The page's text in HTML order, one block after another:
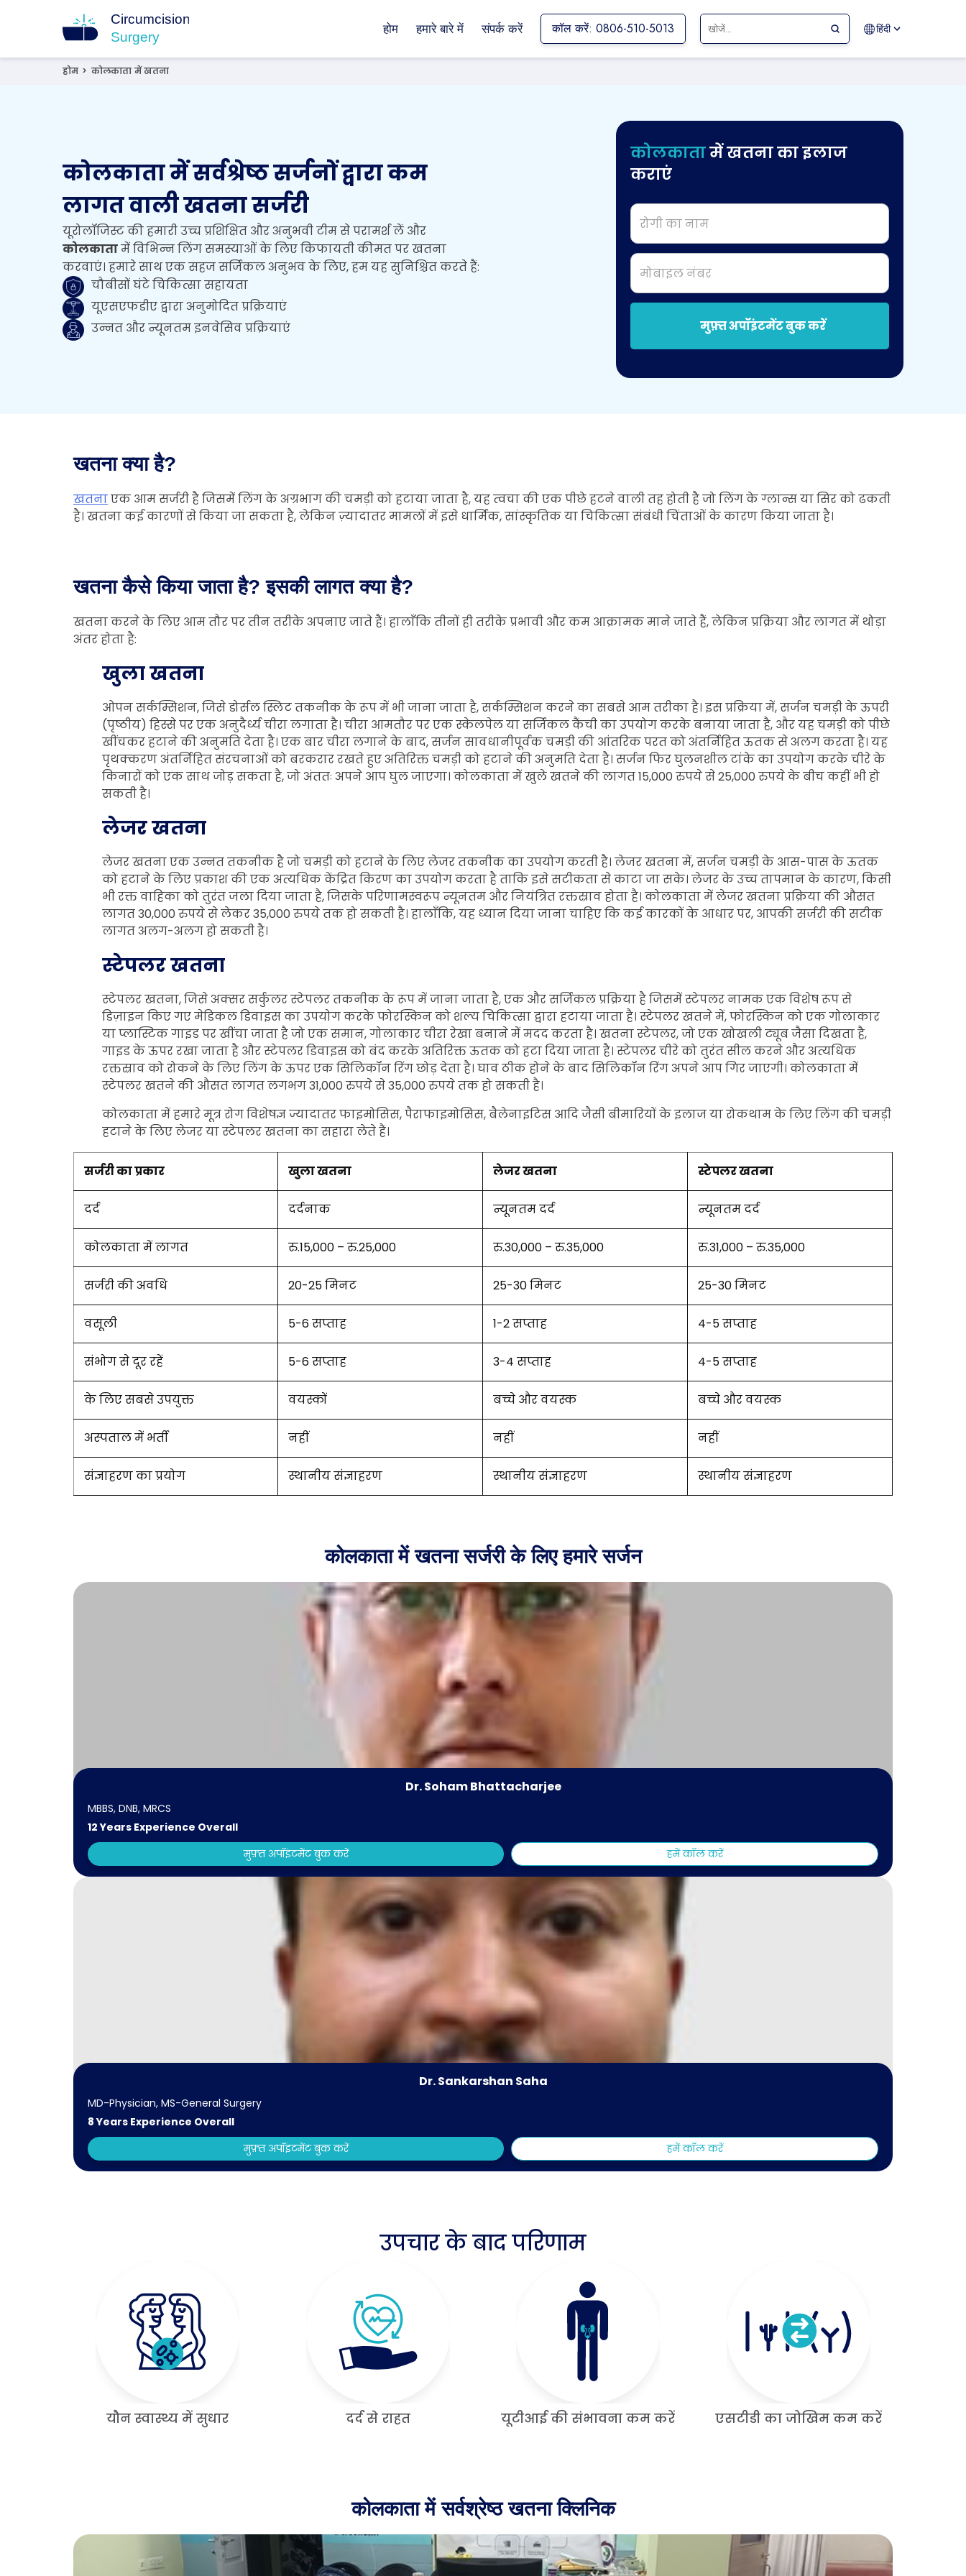
खतना सर्जरी
15+ वर्ष का अनुभवी सर्जन
होम हमारे बारे में संपर्क करें कॉल करें: 0806-510-5013 हिंदी
होम > कोलकाता में खतना
कोलकाता में सर्वश्रेष्ठ सर्जनों द्वारा कम
लागत वाली खतना सर्जरी
यूरोलॉजिस्ट की हमारी उच्च प्रशिक्षित और अनुभवी टीम से परामर्श लें और
कोलकातामें विभिन्न लिंग समस्याओं के लिए किफायती कीमत पर खतना
करवाएं। हमारे साथ एक सहज सर्जिकल अनुभव के लिए, हम यह सुनिश्चित करते हैं:
चौबीसों घंटे चिकित्सा सहायता
यूएसएफडीए द्वारा अनुमोदित प्रक्रियाएं
उन्नत और न्यूनतम इनवेसिव प्रक्रियाएं
कोलकातामें खतना का इलाज
कराएं
रोगी का नाम
मोबाइल नंबर
मुफ़्त अपॉइंटमेंट बुक करें
खतना क्या है?
खतनाएक आम सर्जरी है जिसमें लिंग के अग्रभाग की चमड़ी को हटाया जाता है, यह त्वचा की एक पीछे हटने वाली तह होती है जो लिंग के ग्लान्स या सिर को ढकती
है। खतना कई कारणों से किया जा सकता है, लेकिन ज़्यादातर मामलों में इसे धार्मिक, सांस्कृतिक या चिकित्सा संबंधी चिंताओं के कारण किया जाता है।
खतना कैसे किया जाता है? इसकी लागत क्या है?
खतना करने के लिए आम तौर पर तीन तरीके अपनाए जाते हैं। हालाँकि तीनों ही तरीके प्रभावी और कम आक्रामक माने जाते हैं, लेकिन प्रक्रिया और लागत में थोड़ा
अंतर होता है:
खुला खतना
ओपन सर्कम्सिशन, जिसे डोर्सल स्लिट तकनीक के रूप में भी जाना जाता है, सर्कम्सिशन करने का सबसे आम तरीका है। इस प्रक्रिया में, सर्जन चमड़ी के ऊपरी
(पृष्ठीय) हिस्से पर एक अनुदैर्ध्य चीरा लगाता है। चीरा आमतौर पर एक स्केलपेल या सर्जिकल कैंची का उपयोग करके बनाया जाता है, और यह चमड़ी को पीछे
खींचकर हटाने की अनुमति देता है। एक बार चीरा लगाने के बाद, सर्जन सावधानीपूर्वक चमड़ी की आंतरिक परत को अंतर्निहित ऊतक से अलग करता है। यह
पृथक्करण अंतर्निहित संरचनाओं को बरकरार रखते हुए अतिरिक्त चमड़ी को हटाने की अनुमति देता है। सर्जन फिर घुलनशील टांके का उपयोग करके चीरे के
किनारों को एक साथ जोड़ सकता है, जो अंततः अपने आप घुल जाएगा। कोलकाता में खुले खतने की लागत 15,000 रुपये से 25,000 रुपये के बीच कहीं भी हो
सकती है।
लेजर खतना
लेजर खतना एक उन्नत तकनीक है जो चमड़ी को हटाने के लिए लेजर तकनीक का उपयोग करती है। लेजर खतना में, सर्जन चमड़ी के आस-पास के ऊतक
को हटाने के लिए प्रकाश की एक अत्यधिक केंद्रित किरण का उपयोग करता है ताकि इसे सटीकता से काटा जा सके। लेजर के उच्च तापमान के कारण, किसी
भी रक्त वाहिका को तुरंत जला दिया जाता है, जिसके परिणामस्वरूप न्यूनतम और नियंत्रित रक्तस्राव होता है। कोलकाता में लेजर खतना प्रक्रिया की औसत
लागत 30,000 रुपये से लेकर 35,000 रुपये तक हो सकती है। हालाँकि, यह ध्यान दिया जाना चाहिए कि कई कारकों के आधार पर, आपकी सर्जरी की सटीक
लागत अलग-अलग हो सकती है।
स्टेपलर खतना
स्टेपलर खतना, जिसे अक्सर सर्कुलर स्टेपलर तकनीक के रूप में जाना जाता है, एक और सर्जिकल प्रक्रिया है जिसमें स्टेपलर नामक एक विशेष रूप से
डिज़ाइन किए गए मेडिकल डिवाइस का उपयोग करके फोरस्किन को शल्य चिकित्सा द्वारा हटाया जाता है। स्टेपलर खतने में, फोरस्किन को एक गोलाकार
या प्लास्टिक गाइड पर खींचा जाता है जो एक समान, गोलाकार चीरा रेखा बनाने में मदद करता है। खतना स्टेपलर, जो एक खोखली ट्यूब जैसा दिखता है,
गाइड के ऊपर रखा जाता है और स्टेपलर डिवाइस को बंद करके अतिरिक्त ऊतक को हटा दिया जाता है। स्टेपलर चीरे को तुरंत सील करने और अत्यधिक
रक्तस्राव को रोकने के लिए लिंग के ऊपर एक सिलिकॉन रिंग छोड़ देता है। घाव ठीक होने के बाद सिलिकॉन रिंग अपने आप गिर जाएगी। कोलकाता में
स्टेपलर खतने की औसत लागत लगभग 31,000 रुपये से 35,000 रुपये तक हो सकती है।
कोलकाता में हमारे मूत्र रोग विशेषज्ञ ज्यादातर फाइमोसिस, पैराफाइमोसिस, बैलेनाइटिस आदि जैसी बीमारियों के इलाज या रोकथाम के लिए लिंग की चमड़ी
हटाने के लिए लेजर या स्टेपलर खतना का सहारा लेते हैं।
सर्जरी का प्रकार खुला खतना लेजर खतना स्टेपलर खतना
दर्द दर्दनाक न्यूनतम दर्द न्यूनतम दर्द
कोलकाता में लागत रु.15,000 – रु.25,000 रु.30,000 – रु.35,000 रु.31,000 – रु.35,000
सर्जरी की अवधि 20-25 मिनट 25-30 मिनट 25-30 मिनट
वसूली 5-6 सप्ताह 1-2 सप्ताह 4-5 सप्ताह
संभोग से दूर रहें 5-6 सप्ताह 3-4 सप्ताह 4-5 सप्ताह
के लिए सबसे उपयुक्त वयस्कों बच्चे और वयस्क बच्चे और वयस्क
अस्पताल में भर्ती नहीं नहीं नहीं
संज्ञाहरण का प्रयोग स्थानीय संज्ञाहरण स्थानीय संज्ञाहरण स्थानीय संज्ञाहरण
कोलकाता में खतना सर्जरी के लिए हमारे सर्जन
Dr. Soham Bhattacharjee
MBBS, DNB, MRCS
12 Years Experience Overall
मुफ़्त अपॉइंटमेंट बुक करें
हमें कॉल करें
Dr. Sankarshan Saha
MD-Physician, MS-General Surgery
8 Years Experience Overall
मुफ़्त अपॉइंटमेंट बुक करें
हमें कॉल करें
उपचार के बाद परिणाम
यौन स्वास्थ्य में सुधार दर्द से राहत यूटीआई की संभावना कम करें एसटीडी का जोखिम कम करें
कोलकाता में सर्वश्रेष्ठ खतना क्लिनिक